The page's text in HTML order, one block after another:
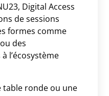
Digital Access
de sessions
formes comme
des
l’écosystème
table ronde ou une